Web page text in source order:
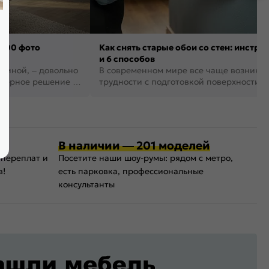
фото
– довольно
решение в
Как снять старые обои со стен:
и 6 способов
В современном мире все чаще
трудности с подготовкой поверхности
и
В наличии — 201 моделей
Посетите наши шоу-румы: рядом с метро,
есть парковка, профессиональные
консультанты